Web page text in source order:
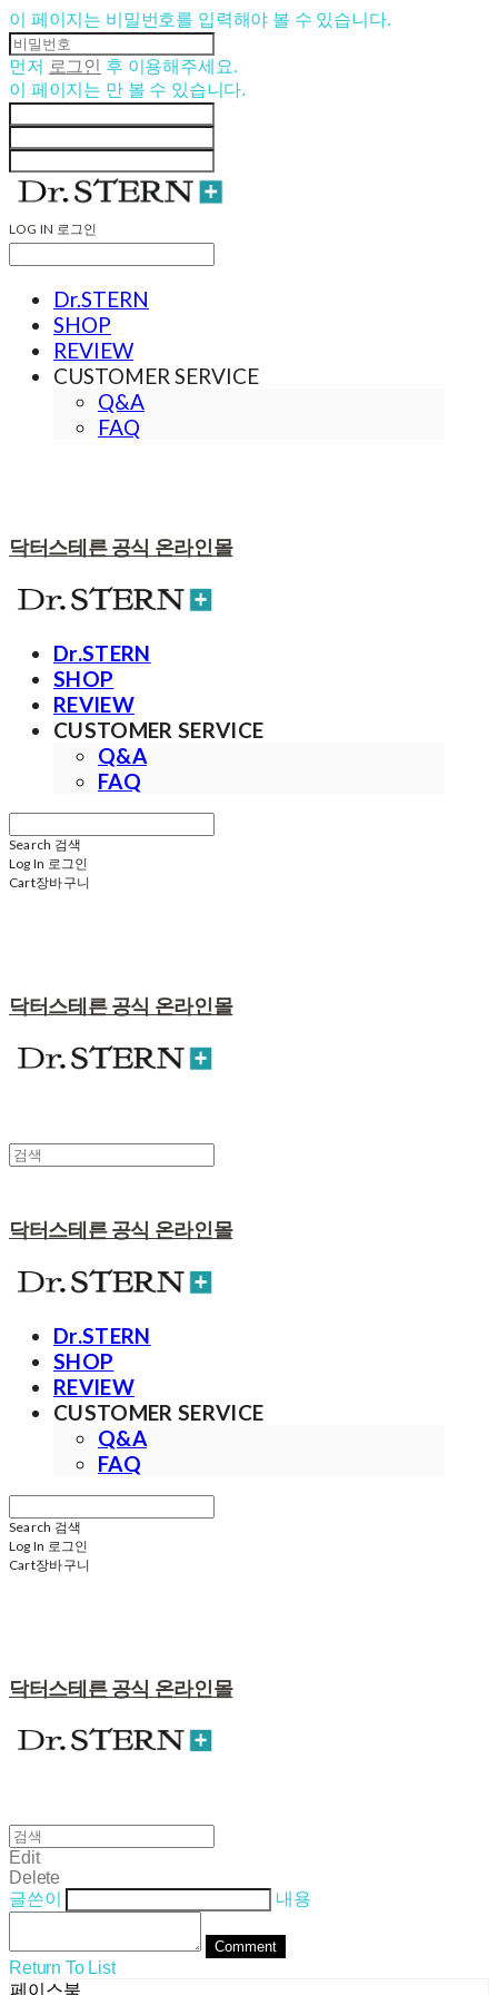
이 페이지는 비밀번호를 입력해야 볼 수 있습니다.
먼저 로그인
후 이용해주세요.
이 페이지는 만 볼 수 있습니다.
LOG IN 로그인
Dr.STERN
SHOP
REVIEW
CUSTOMER SERVICE
Q&A
FAQ
닥터스테른 공식 온라인몰
Dr.STERN
SHOP
REVIEW
CUSTOMER SERVICE
Q&A
FAQ
Search 검색
Log In 로그인
Cart장바구니
닥터스테른 공식 온라인몰
닥터스테른 공식 온라인몰
Dr.STERN
SHOP
REVIEW
CUSTOMER SERVICE
Q&A
FAQ
Search 검색
Log In 로그인
Cart장바구니
닥터스테른 공식 온라인몰
Edit
Delete
글쓴이
내용
Comment
Return To List
페이스북